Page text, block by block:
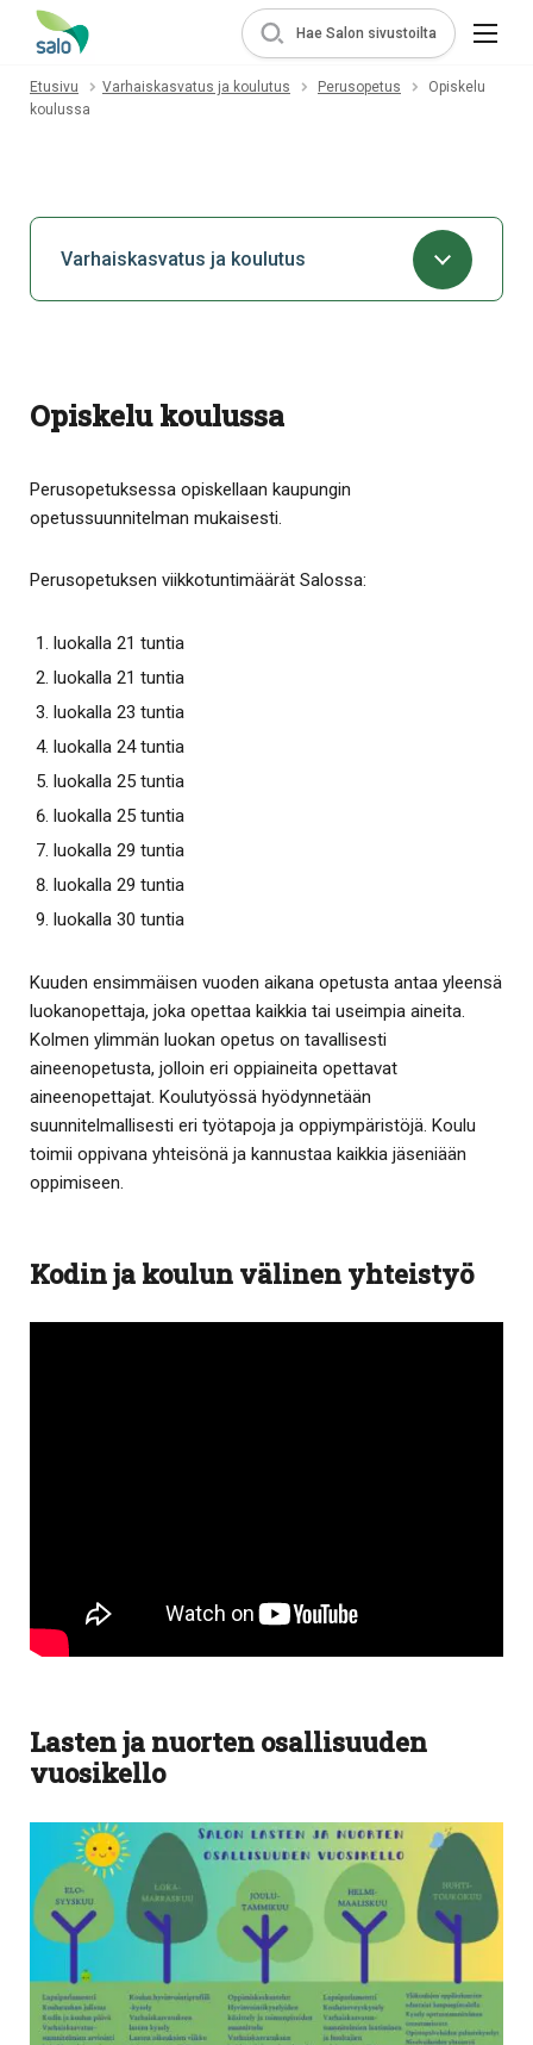
Hae Salon sivustoilta
Etusivu Varhaiskasvatus ja koulutus Perusopetus
Opiskelu
koulussa
Varhaiskasvatus ja koulutus
Opiskelu koulussa
Perusopetuksessa opiskellaan kaupungin
opetussuunnitelman mukaisesti.
Perusopetuksen viikkotuntimäärät Salossa:
luokalla 21 tuntia
luokalla 21 tuntia
luokalla 23 tuntia
luokalla 24 tuntia
luokalla 25 tuntia
luokalla 25 tuntia
luokalla 29 tuntia
luokalla 29 tuntia
luokalla 30 tuntia
Kuuden ensimmäisen vuoden aikana opetusta antaa yleensä
luokanopettaja, joka opettaa kaikkia tai useimpia aineita.
Kolmen ylimmän luokan opetus on tavallisesti
aineenopetusta, jolloin eri oppiaineita opettavat
aineenopettajat. Koulutyössä hyödynnetään
suunnitelmallisesti eri työtapoja ja oppiympäristöjä. Koulu
toimii oppivana yhteisönä ja kannustaa kaikkia jäseniään
oppimiseen.
Kodin ja koulun välinen yhteistyö
Lasten ja nuorten osallisuuden
vuosikello